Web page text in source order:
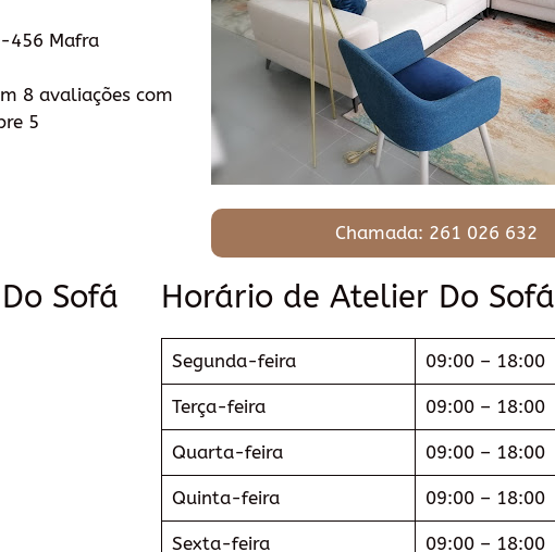
456 Mafra
8 avaliações com
5
Chamada: 261 026 632
Sofá Horário de Atelier Do Sofá
Segunda-feira 09:00 – 18:00
Terça-feira 09:00 – 18:00
Quarta-feira 09:00 – 18:00
Quinta-feira 09:00 – 18:00
Sexta-feira 09:00 – 18:00